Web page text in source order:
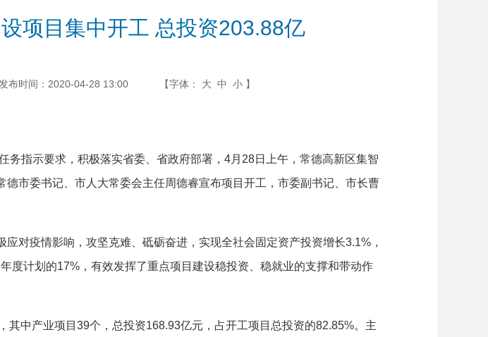
项目集中开工 总投资203.88亿
发布时间：2020-04-28 13:00 【字体： 大 中 小 】
指示要求，积极落实省委、省政府部署，4月28日上午，常德高新区集智
市委书记、市人大常委会主任周德睿宣布项目开工，市委副书记、市长曹
疫情影响，攻坚克难、砥砺奋进，实现全社会固定资产投资增长3.1%，
度计划的17%，有效发挥了重点项目建设稳投资、稳就业的支撑和带动作
中产业项目39个，总投资168.93亿元，占开工项目总投资的82.85%。主